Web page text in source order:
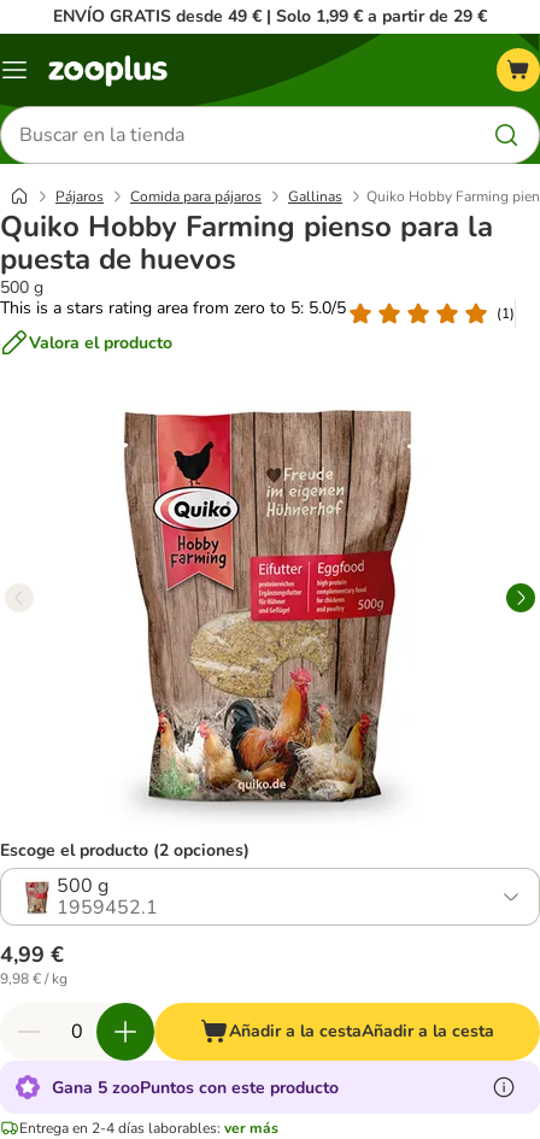
ENVÍO GRATIS desde 49 € | Solo 1,99 € a partir de 29 €
Menú
Buscar
productos
Pájaros Comida para pájaros Gallinas Quiko Hobby Farming
Quiko Hobby Farming pienso para la
puesta de huevos
500 g
This is a stars rating area from zero to 5: 5.0/5
(1)
Valora el producto
Escoge el producto (2 opciones)
500 g
1959452.1
4,99 €
9,98 € / kg
Añadir a la cestaAñadir a la cesta
Gana 5 zooPuntos con este producto
Entrega en 2-4 días laborables: ver más